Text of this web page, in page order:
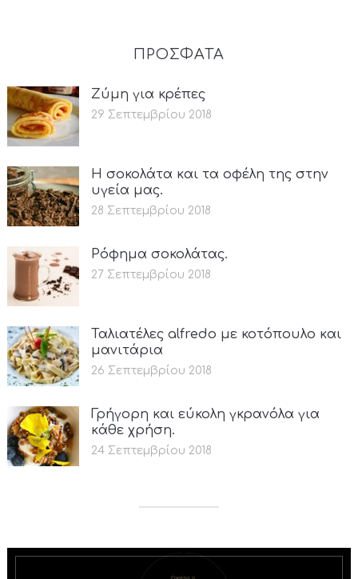
ΠΡΟΣΦΑΤΑ
Ζύμη για κρέπες
29 Σεπτεμβρίου 2018
Η σοκολάτα και τα οφέλη της στην
υγεία μας.
28 Σεπτεμβρίου 2018
Ρόφημα σοκολάτας.
27 Σεπτεμβρίου 2018
Ταλιατέλες alfredo με κοτόπουλο και
μανιτάρια
26 Σεπτεμβρίου 2018
Γρήγορη και εύκολη γκρανόλα για
κάθε χρήση.
24 Σεπτεμβρίου 2018